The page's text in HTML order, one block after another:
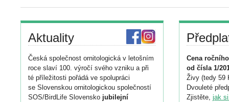
Aktuality
Česká společnost ornitologická v letošním
roce slaví 100. výročí svého vzniku a při
té příležitosti pořádá ve spolupráci
se Slovenskou ornitologickou společností
SOS/BirdLife Slovensko jubilejní
Cena
od čísla 1/
Živy (tedy 59
Dvouleté
Zjistěte, jak